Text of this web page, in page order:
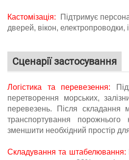
Кастомізація:
Підтримує
дверей, вікон, електропроводки,
Сценарії застосування
Логістика та перевезення:
перетворення морських,
перевезень. Після складання
транспортування
зменшити необхідний простір
Складування та штабелювання: